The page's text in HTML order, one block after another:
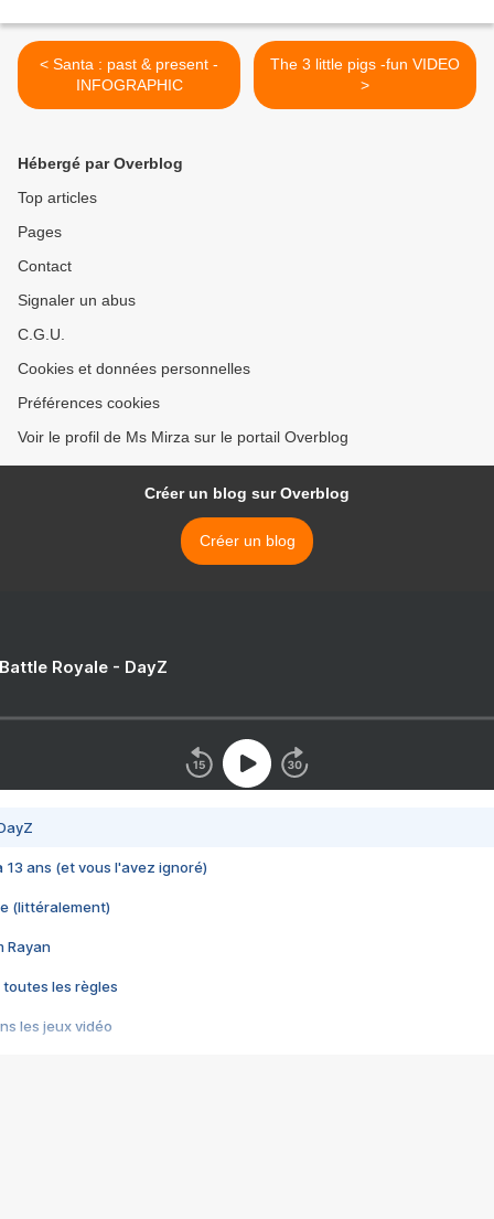
< Santa : past & present -
INFOGRAPHIC
The 3 little pigs -fun VIDEO
>
Hébergé par Overblog
Top articles
Pages
Contact
Signaler un abus
C.G.U.
Cookies et données personnelles
Préférences cookies
Voir le profil de Ms Mirza sur le portail Overblog
Créer un blog sur Overblog
Créer un blog
Royale - DayZ
13 ans (et vous l'avez ignoré)
(littéralement)
Rayan
toutes les règles
les jeux vidéo